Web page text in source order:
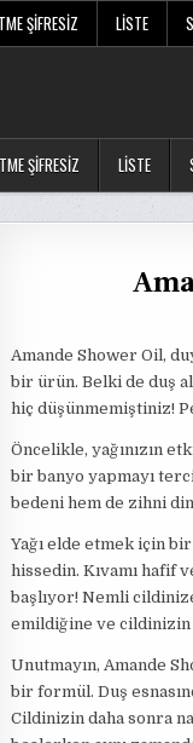
ŞIFRESIZ LISTE
ŞIFRESIZ LISTE
Amande Shower Oil,
bir ürün. Belki de duş
hiç düşünmemiştiniz!
Öncelikle, yağınızın
bir banyo yapmayı
bedeni hem de zihni
Yağı elde etmek için
hissedin. Kıvamı hafif
başlıyor! Nemli
emildiğine ve cildinizin
Unutmayın, Amande
bir formül. Duş
Cildinizin daha sonra